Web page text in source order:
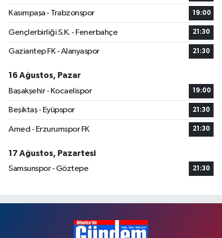
Kasımpaşa - Trabzonspor 19:00
Gençlerbirliği S.K. - Fenerbahçe 21:30
Gaziantep FK - Alanyaspor 21:30
16 Ağustos, Pazar
Başakşehir - Kocaelispor
19:00
Beşiktaş - Eyüpspor 21:30
Amed - Erzurumspor FK 21:30
17 Ağustos, Pazartesi
Samsunspor - Göztepe
21:30